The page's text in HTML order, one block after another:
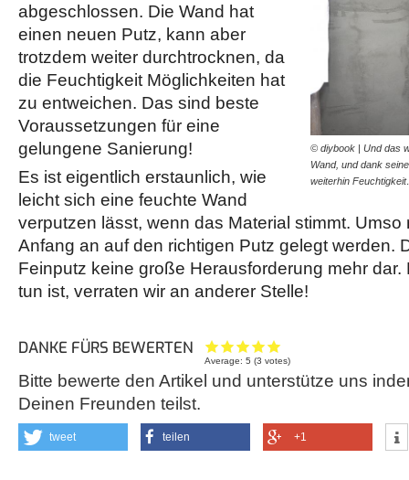
© diybook | Und das
Wand, und dank
weiterhin
abgeschlossen. Die Wand hat
einen neuen Putz, kann aber
trotzdem weiter durchtrocknen, da
die Feuchtigkeit Möglichkeiten hat
zu entweichen. Das sind beste
Voraussetzungen für eine
gelungene Sanierung!
Es ist eigentlich erstaunlich, wie
leicht sich eine feuchte Wand
verputzen lässt, wenn das Material stimmt. Umso
Anfang an auf den richtigen Putz gelegt werden.
Feinputz keine große Herausforderung mehr
tun ist, verraten wir an anderer Stelle!
DANKE FÜRS BEWERTEN
Average:5 (3 votes)
Bitte bewerte den Artikel und unterstütze uns
Deinen Freunden teilst.
tweet teilen +1